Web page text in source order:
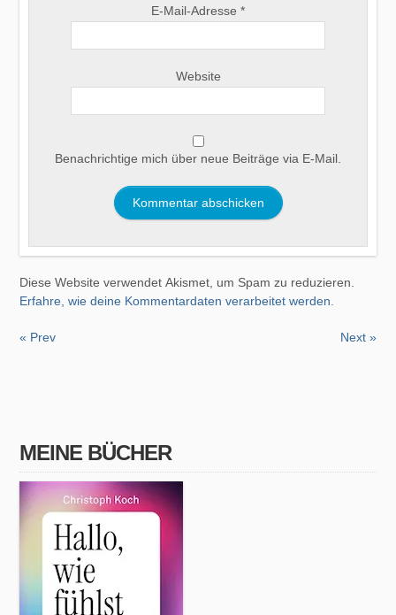
E-Mail-Adresse *
Website
Benachrichtige mich über neue Beiträge via E-Mail.
Diese Website verwendet Akismet, um Spam zu reduzieren.
Erfahre, wie deine Kommentardaten verarbeitet werden.
« Prev Next »
MEINE BÜCHER